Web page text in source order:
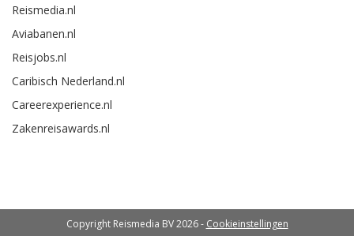
Reismedia.nl
Aviabanen.nl
Reisjobs.nl
Caribisch Nederland.nl
Careerexperience.nl
Zakenreisawards.nl
Copyright Reismedia BV 2026 - Cookieinstellingen